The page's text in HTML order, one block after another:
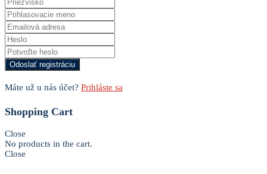
Máte už u nás účet? Prihláste sa
Shopping Cart
Close
No products in the cart.
Close